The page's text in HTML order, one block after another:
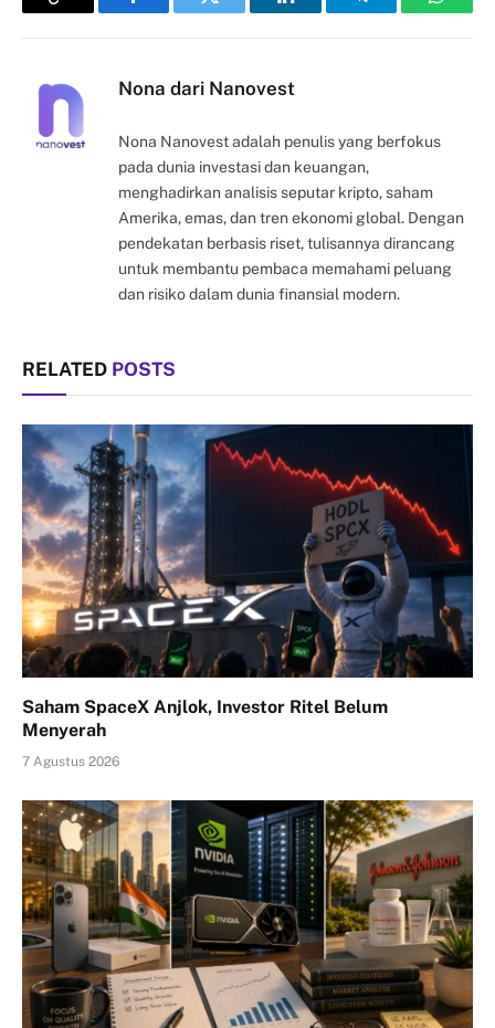
Copy
FacebookTwitter LinkedInTelegram
Nona dari Nanovest
Nona Nanovest adalah penulis yang berfokus
pada dunia investasi dan keuangan,
menghadirkan analisis seputar kripto, saham
Amerika, emas, dan tren ekonomi global. Dengan
pendekatan berbasis riset, tulisannya dirancang
untuk membantu pembaca memahami peluang
dan risiko dalam dunia finansial modern.
RELATED POSTS
Saham SpaceX Anjlok, Investor Ritel Belum
Menyerah
7 Agustus 2026